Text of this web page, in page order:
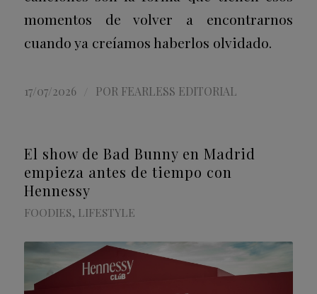
momentos de volver a encontrarnos
cuando ya creíamos haberlos olvidado.
17/07/2026 POR FEARLESS EDITORIAL
El show de Bad Bunny en Madrid
empieza antes de tiempo con
Hennessy
FOODIES, LIFESTYLE